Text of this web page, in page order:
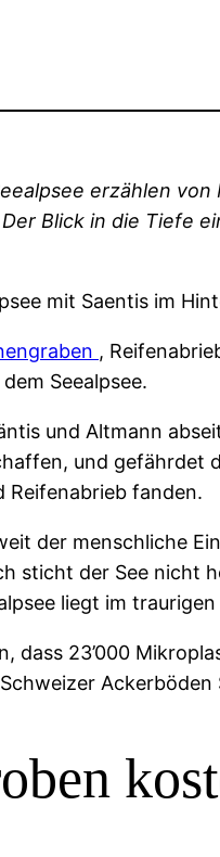
erzählen
Blick in die Tiefe
mit Saentis im
,
Seealpsee.
und Altmann
und gefährdet
Reifenabrieb fanden.
der menschliche
sticht der See nicht
liegt im
dass 23’000